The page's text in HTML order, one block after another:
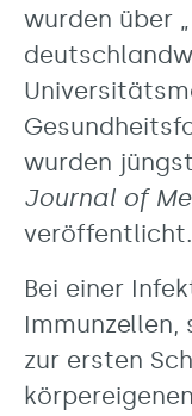
wurden über
wurden
Journal of
veröffentlicht.
Bei einer
Immunzellen,
zur ersten